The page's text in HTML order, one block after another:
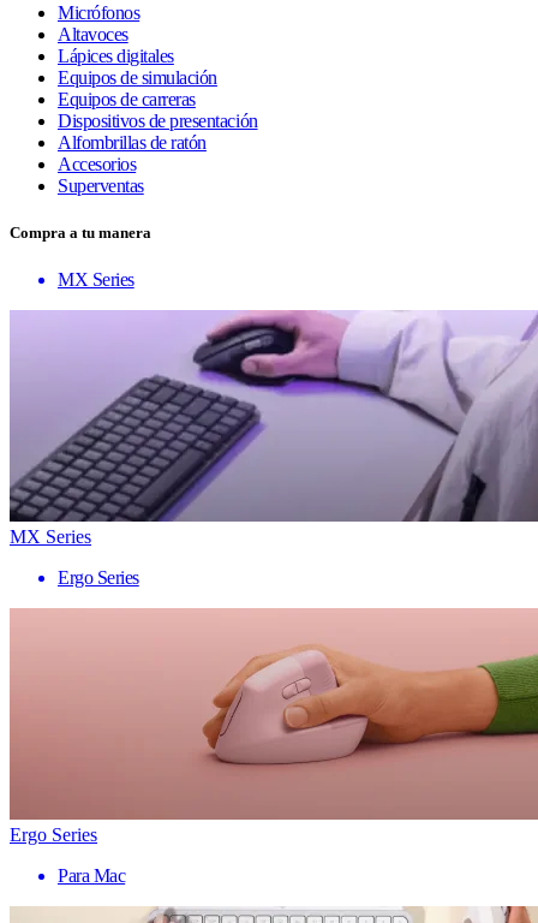
Micrófonos
Altavoces
Lápices digitales
Equipos de simulación
Equipos de carreras
Dispositivos de presentación
Alfombrillas de ratón
Accesorios
Superventas
Compra a tu manera
MX Series
MX Series
Ergo Series
Ergo Series
Para Mac